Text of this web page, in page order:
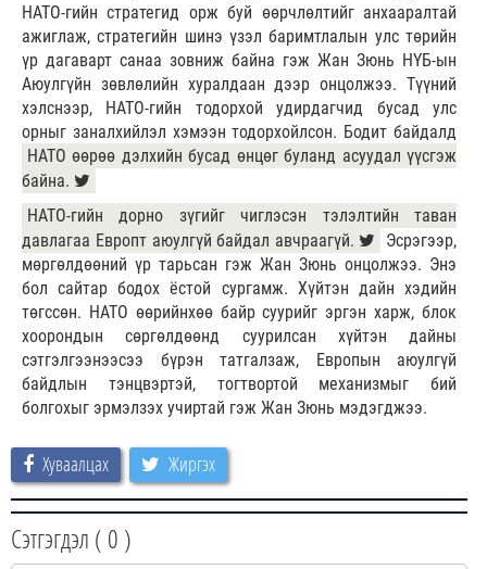
НАТО-гийн стратегид орж буй өөрчлөлтийг анхааралтай
ажиглаж, стратегийн шинэ үзэл баримтлалын улс төрийн
үр дагаварт санаа зовниж байна гэж Жан Зюнь НҮБ-ын
Аюулгүйн зөвлөлийн хуралдаан дээр онцолжээ. Түүний
хэлснээр, НАТО-гийн тодорхой удирдагчид бусад улс
орныг заналхийлэл хэмээн тодорхойлсон. Бодит байдалд
НАТО өөрөө дэлхийн бусад өнцөг буланд асуудал үүсгэж
байна.
НАТО-гийн дорно зүгийг чиглэсэн тэлэлтийн таван
давлагаа Европт аюулгүй байдал авчраагүй.
Эсрэгээр,
мөргөлдөөний үр тарьсан гэж Жан Зюнь онцолжээ. Энэ
бол сайтар бодох ёстой сургамж. Хүйтэн дайн хэдийн
төгссөн. НАТО өөрийнхөө байр суурийг эргэн харж, блок
хоорондын сөргөлдөөнд суурилсан хүйтэн дайны
сэтгэлгээнээсээ бүрэн татгалзаж, Европын аюулгүй
байдлын тэнцвэртэй, тогтвортой механизмыг бий
болгохыг эрмэлзэх учиртай гэж Жан Зюнь мэдэгджээ.
Хуваалцах Жиргэх
Сэтгэгдэл ( 0 )